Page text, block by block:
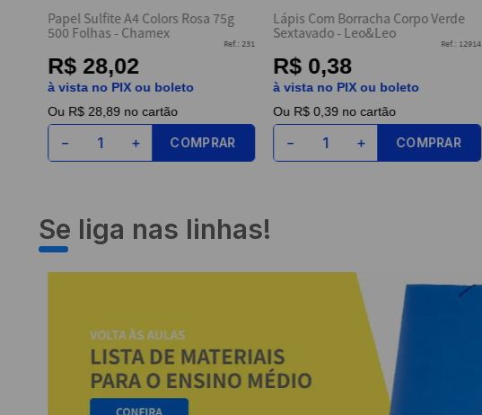
Papel Sulfite A4 Colors Rosa 75g
500 Folhas - Chamex
Ref.:231
R$ 28,02
à vista no PIX ou boleto
Ou R$ 28,89 no cartão
＋
－ COMPRAR
Lápis Com Borracha Corpo Verde
Sextavado - Leo&Leo
Ref.: 12914
R$ 0,38
à vista no PIX ou boleto
Ou R$ 0,39 no cartão
＋
－ COMPRAR
Se liga nas linhas!